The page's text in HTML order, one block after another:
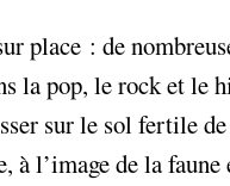
place : de
la pop, le rock et le
sur le sol fertile
à l’image de la
FAIRE UN